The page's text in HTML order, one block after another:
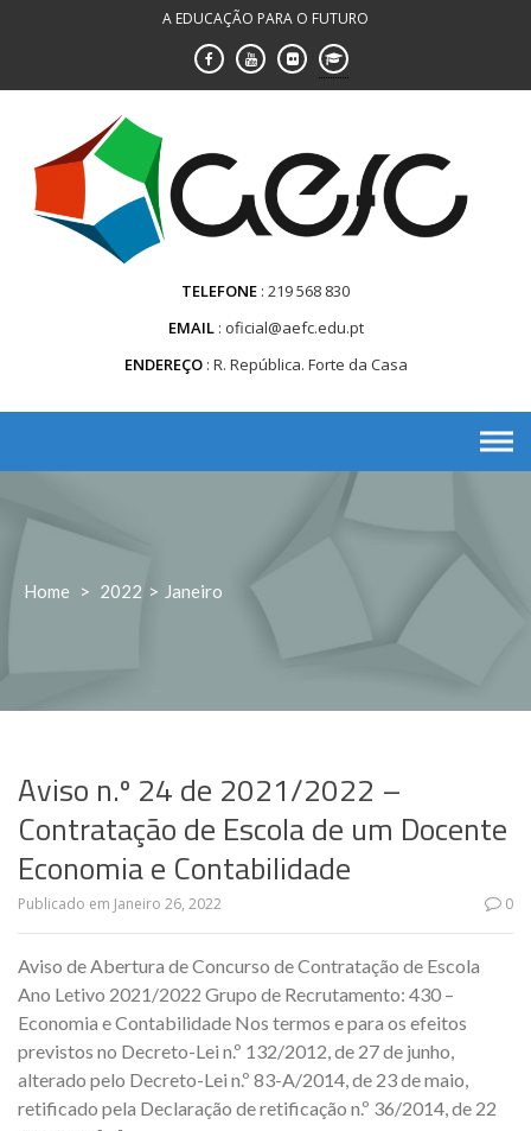
A EDUCAÇÃO PARA O FUTURO
TELEFONE 219 568 830
EMAIL oficial@aefc.edu.pt
ENDEREÇO R. República. Forte da Casa
Home > 2022 > Janeiro
Aviso n.º 24 de 2021/2022 –
Contratação de Escola de um Docente
Economia e Contabilidade
Publicado em Janeiro 26, 2022 0
Aviso de Abertura de Concurso de Contratação de Escola
Ano Letivo 2021/2022 Grupo de Recrutamento: 430 –
Economia e Contabilidade Nos termos e para os efeitos
previstos no Decreto-Lei n.º 132/2012, de 27 de junho,
alterado pelo Decreto-Lei n.º 83-A/2014, de 23 de maio,
retificado pela Declaração de retificação n.º 36/2014, de 22